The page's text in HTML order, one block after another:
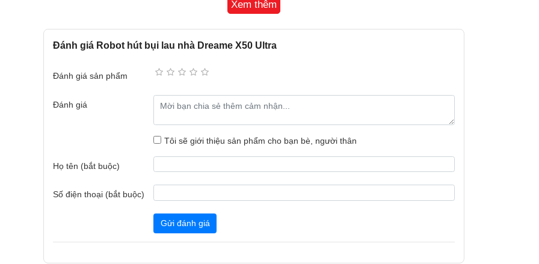
Xem thêm
Đánh giá Robot hút bụi lau nhà Dreame X50 Ultra
Đánh giá sản phẩm
Đánh giá
Tôi sẽ giới thiệu sản phẩm cho bạn bè, người thân
Họ tên (bắt buộc)
Số điện thoại (bắt buộc)
Gửi đánh giá